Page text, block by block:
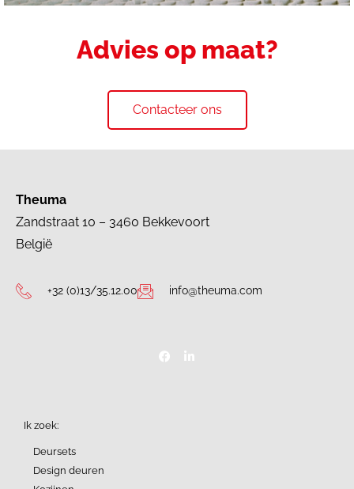
Advies op maat?
Contacteer ons
Theuma
Zandstraat 10 – 3460 Bekkevoort
België
+32 (0)13/35.12.00 info@theuma.com
Ik zoek:
Deursets
Design deuren